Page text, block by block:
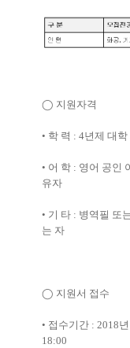
◯ 지원자격
• 학 력 : 4년제 대
• 어 학 : 영어 공인
유자
• 기 타 : 병역필 또
는 자
◯ 지원서 접수
• 접수기간 : 2018년
18:00